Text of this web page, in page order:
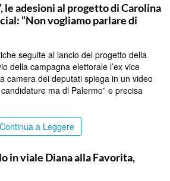
le adesioni al progetto di Carolina
“Non vogliamo parlare di
seguite al lancio del progetto della
della campagna elettorale l’ex vice
camera dei deputati spiega in un video
ma di Palermo” e precisa
Continua a Leggere
in viale Diana alla Favorita,